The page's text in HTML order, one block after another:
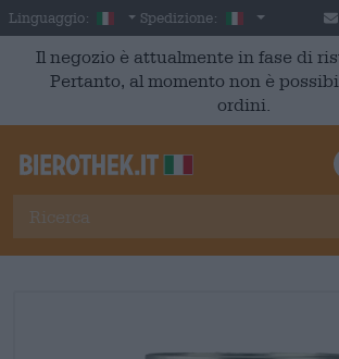
Skip to main content
Linguaggio: Italian
Spedizione: Italia
Il negozio è attualmente in fase di
Pertanto, al momento non è
ordini.